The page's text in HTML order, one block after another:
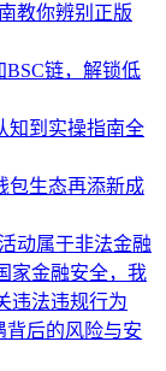
教你辨别正版
BSC链，解锁低
知到实操指南全
包生态再添新成
动属于非法金融
家金融安全，我
违法违规行为
背后的风险与安